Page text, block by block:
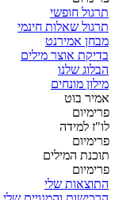
תרגול חופשי
תרגול שאלות חינמי
מבחן אמירנט
בדיקת אוצר מילים
הבלוג שלנו
מילון מונחים
אמיר בוט
פרימיום
לו"ז למידה
פרימיום
תוכנת המילים
פרימיום
התוצאות שלי